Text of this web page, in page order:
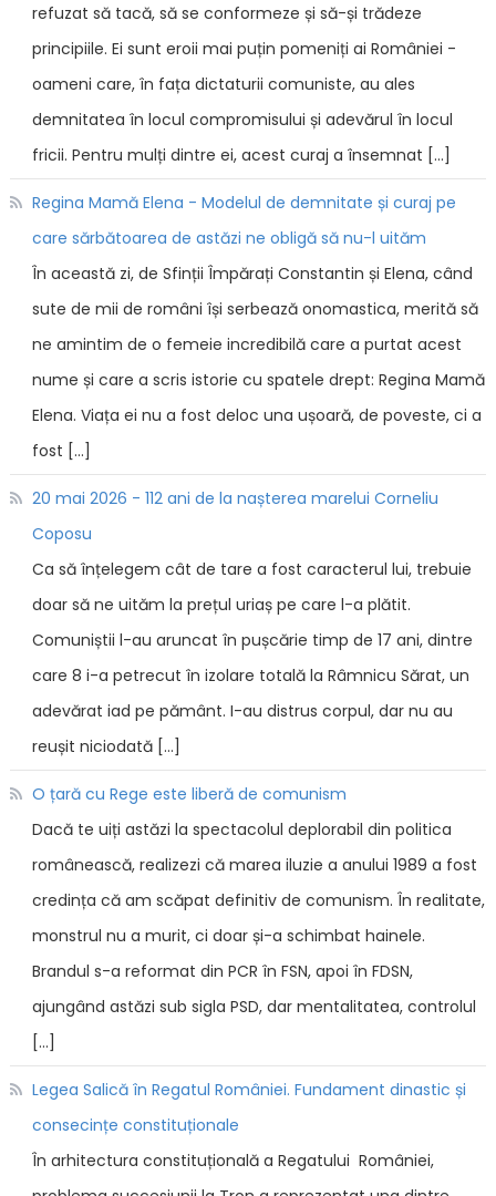
refuzat să tacă, să se conformeze și să-și trădeze
principiile. Ei sunt eroii mai puțin pomeniți ai României -
oameni care, în fața dictaturii comuniste, au ales
demnitatea în locul compromisului și adevărul în locul
fricii. Pentru mulți dintre ei, acest curaj a însemnat […]
Regina Mamă Elena - Modelul de demnitate și curaj pe
care sărbătoarea de astăzi ne obligă să nu-l uităm
În această zi, de Sfinții Împărați Constantin și Elena, când
sute de mii de români își serbează onomastica, merită să
ne amintim de o femeie incredibilă care a purtat acest
nume și care a scris istorie cu spatele drept: Regina Mamă
Elena. Viața ei nu a fost deloc una ușoară, de poveste, ci a
fost […]
20 mai 2026 - 112 ani de la nașterea marelui Corneliu
Coposu
Ca să înțelegem cât de tare a fost caracterul lui, trebuie
doar să ne uităm la prețul uriaș pe care l-a plătit.
Comuniștii l-au aruncat în pușcărie timp de 17 ani, dintre
care 8 i-a petrecut în izolare totală la Râmnicu Sărat, un
adevărat iad pe pământ. I-au distrus corpul, dar nu au
reușit niciodată […]
O țară cu Rege este liberă de comunism
Dacă te uiți astăzi la spectacolul deplorabil din politica
românească, realizezi că marea iluzie a anului 1989 a fost
credința că am scăpat definitiv de comunism. În realitate,
monstrul nu a murit, ci doar și-a schimbat hainele.
Brandul s-a reformat din PCR în FSN, apoi în FDSN,
ajungând astăzi sub sigla PSD, dar mentalitatea, controlul
[…]
Legea Salică în Regatul României. Fundament dinastic și
consecințe constituționale
În arhitectura constituțională a Regatului României,